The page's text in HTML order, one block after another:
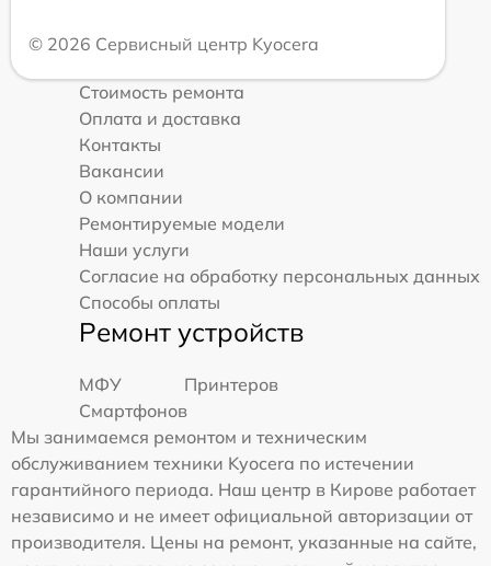
© 2026 Сервисный центр Kyocera
Стоимость ремонта
Оплата и доставка
Контакты
Вакансии
О компании
Ремонтируемые модели
Наши услуги
Согласие на обработку персональных данных
Способы оплаты
Ремонт устройств
МФУ
Принтеров
Смартфонов
Мы занимаемся ремонтом и техническим
обслуживанием техники Kyocera по истечении
гарантийного периода. Наш центр в Кирове работает
независимо и не имеет официальной авторизации от
производителя. Цены на ремонт, указанные на сайте,